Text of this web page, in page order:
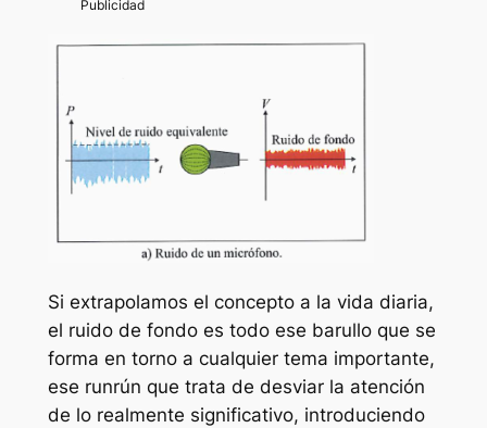
Si extrapolamos el concepto a la vida diaria,
el ruido de fondo es todo ese barullo que se
forma en torno a cualquier tema importante,
ese runrún que trata de desviar la atención
de lo realmente significativo, introduciendo